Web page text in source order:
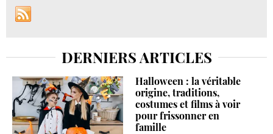
DERNIERS ARTICLES
Halloween : la véritable
origine, traditions,
costumes et films à voir
pour frissonner en
famille